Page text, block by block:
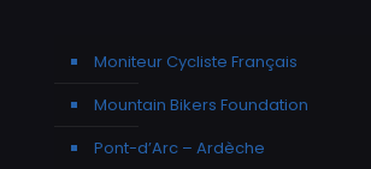
Moniteur Cycliste Français
Mountain Bikers Foundation
Pont-d’Arc – Ardèche